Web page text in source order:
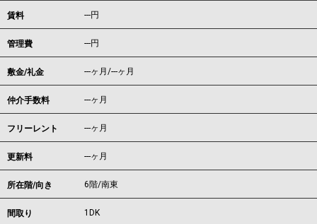
賃料 ---円
管理費 ---円
敷金/礼金 ---ヶ月/---ヶ月
仲介手数料 ---ヶ月
フリーレント ---ヶ月
更新料 ---ヶ月
所在階/向き 6階/南東
間取り 1DK